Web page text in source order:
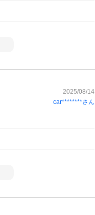
2025/08/14
car********さん